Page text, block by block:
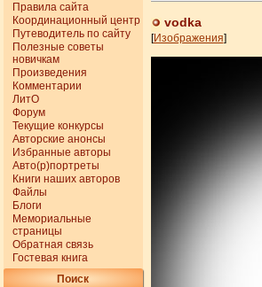
Правила сайта
Координационный центр
Путеводитель по сайту
Полезные советы
новичкам
Произведения
Комментарии
ЛитО
Форум
Текущие конкурсы
Авторские анонсы
Избранные авторы
Авто(р)портреты
Книги наших авторов
Файлы
Блоги
Мемориальные
страницы
Обратная связь
Гостевая книга
Поиск
vodka
[Изображения]